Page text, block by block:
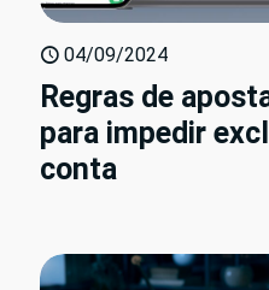
04/09/2024
Regras de
para impedir
conta